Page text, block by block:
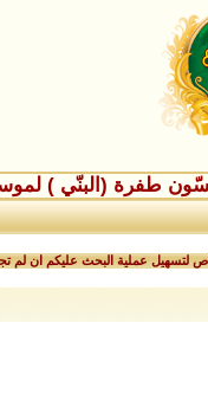
طفرة (البنّي ) لموسم
لتسهيل عملية البحث عليكم ان لم